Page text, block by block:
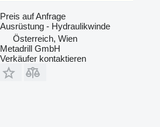
Preis auf Anfrage
Ausrüstung - Hydraulikwinde
Österreich, Wien
Metadrill GmbH
Verkäufer kontaktieren